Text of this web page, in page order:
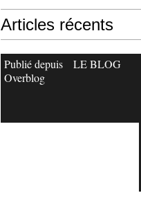
Articles récents
Publié depuis
Overblog
LE BLOG